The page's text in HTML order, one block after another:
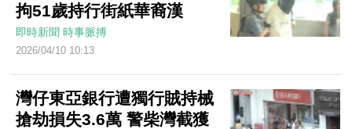
拘51歲持行街紙華裔漢
即時新聞 時事脈搏
2026/04/10 10:13
灣仔東亞銀行遭獨行賊持械
搶劫損失3.6萬 警柴灣截獲